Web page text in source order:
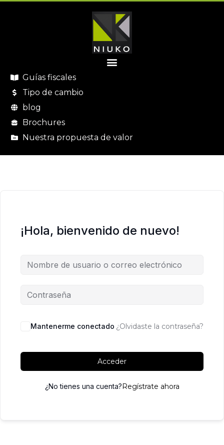
Guías fiscales
Tipo de cambio
blog
Brochures
Nuestra propuesta de valor
¡Hola, bienvenido de nuevo!
Mantenerme conectado ¿Olvidaste la contraseña?
Acceder
¿No tienes una cuenta?Regístrate ahora